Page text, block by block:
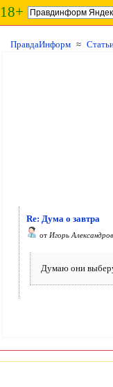
18+
ПравдаИнформ ≈
Re: Дума о завтра
от Игорь
Думаю они